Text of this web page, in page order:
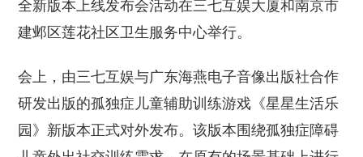
全新版本上线发布会活动在三七互娱大厦和南京市
建邺区莲花社区卫生服务中心举行。
会上，由三七互娱与广东海燕电子音像出版社合作
研发出版的孤独症儿童辅助训练游戏《星星生活乐
园》新版本正式对外发布。该版本围绕孤独症障碍